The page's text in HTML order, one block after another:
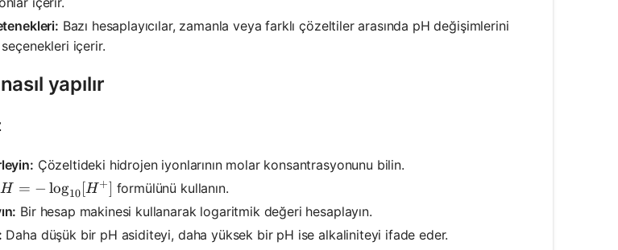
Bazı hesaplayıcılar, zamanla veya farklı çözeltiler arasında pH değişimlerini
içerir.
yapılır
Çözeltideki hidrojen iyonlarının molar konsantrasyonunu bilin.
= -\log_{10}[H^+]
H = − log10 [H+] formülünü kullanın.
Bir hesap makinesi kullanarak logaritmik değeri hesaplayın.
Daha düşük bir pH asiditeyi, daha yüksek bir pH ise alkaliniteyi ifade eder.